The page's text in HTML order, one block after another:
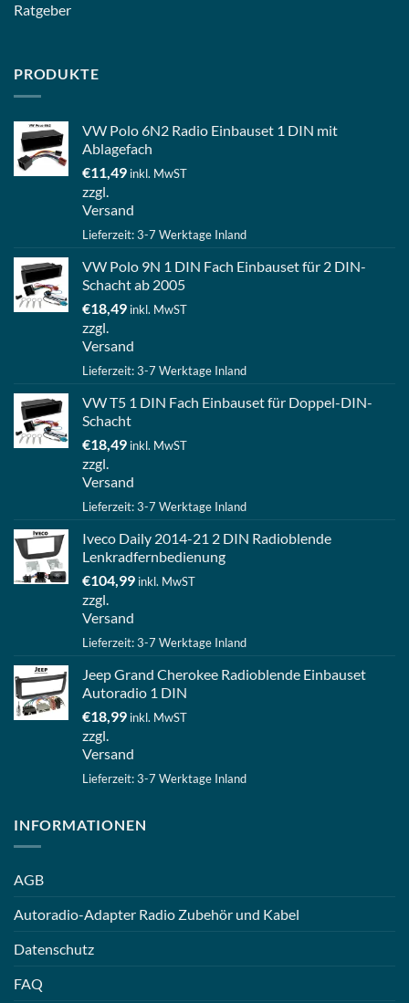
Ratgeber
PRODUKTE
VW Polo 6N2 Radio Einbauset 1 DIN mit
Ablagefach
€11,49 inkl. MwST
zzgl.
Versand
Lieferzeit: 3-7 Werktage Inland
VW Polo 9N 1 DIN Fach Einbauset für 2 DIN-
Schacht ab 2005
€18,49 inkl. MwST
zzgl.
Versand
Lieferzeit: 3-7 Werktage Inland
VW T5 1 DIN Fach Einbauset für Doppel-DIN-
Schacht
€18,49 inkl. MwST
zzgl.
Versand
Lieferzeit: 3-7 Werktage Inland
Iveco Daily 2014-21 2 DIN Radioblende
Lenkradfernbedienung
€104,99 inkl. MwST
zzgl.
Versand
Lieferzeit: 3-7 Werktage Inland
Jeep Grand Cherokee Radioblende Einbauset
Autoradio 1 DIN
€18,99 inkl. MwST
zzgl.
Versand
Lieferzeit: 3-7 Werktage Inland
INFORMATIONEN
AGB
Autoradio-Adapter Radio Zubehör und Kabel
Datenschutz
FAQ